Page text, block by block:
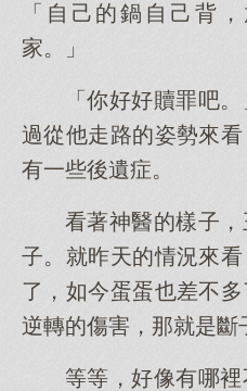
「自己的鍋自己背
家。」
「你好好贖罪吧
過從他走路的姿勢來
有一些後遺症。
看著神醫的樣子
子。就昨天的情況來
了，如今蛋蛋也差不
逆轉的傷害，那就是斷
等等，好像有哪